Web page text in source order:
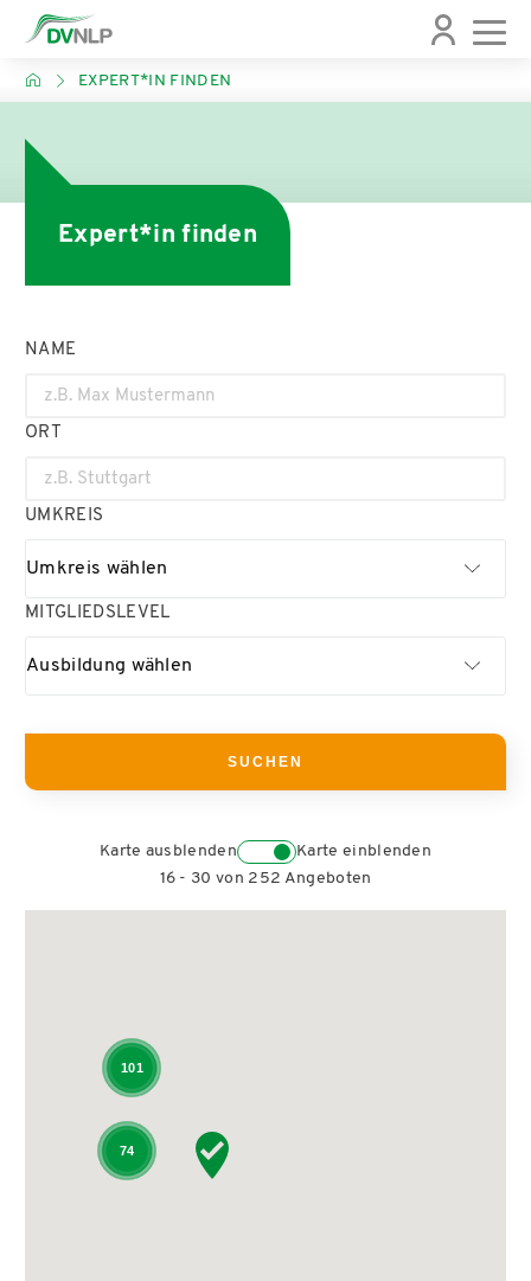
EXPERT*IN FINDEN
Expert*in finden
NAME
ORT
UMKREIS
Umkreis wählen
MITGLIEDSLEVEL
Ausbildung wählen
Karte ausblenden
Karte einblenden
16 - 30 von 252 Angeboten
101
74